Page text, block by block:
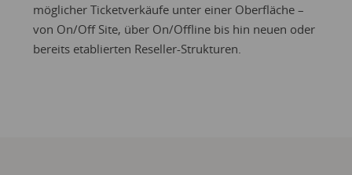
möglicher Ticketverkäufe unter einer Oberfläche –
von On/Off Site, über On/Offline bis hin neuen oder
bereits etablierten Reseller-Strukturen.